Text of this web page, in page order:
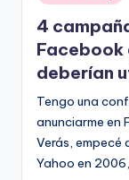
en
4
Facebook
deberían
Tengo una
anunciarme en
Verás, empecé
Yahoo en